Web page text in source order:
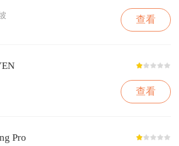
查看
查看
Pro